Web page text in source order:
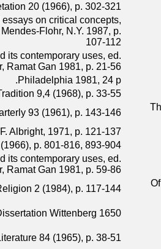
20 (1966), p. 302-321
on critical concepts,
Flohr, N.Y. 1987, p.
107-112
its contemporary uses, ed.
Ramat Gan 1981, p. 21-56
Philadelphia 1981, 24 p.
9,4 (1968), p. 33-55
93 (1961), p. 143-146
Albright, 1971, p. 121-137
p. 801-816, 893-904
its contemporary uses, ed.
Ramat Gan 1981, p. 59-86
2 (1984), p. 117-144
Wittenberg 1650*
84 (1965), p. 38-51